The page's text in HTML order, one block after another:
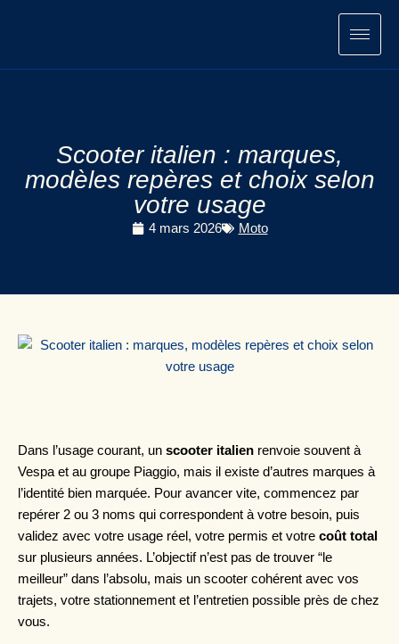
Scooter italien : marques,
modèles repères et choix selon
votre usage
4 mars 2026 Moto
Dans l’usage courant, un scooter italien renvoie souvent à
Vespa et au groupe Piaggio, mais il existe d’autres marques à
l’identité bien marquée. Pour avancer vite, commencez par
repérer 2 ou 3 noms qui correspondent à votre besoin, puis
validez avec votre usage réel, votre permis et votre coût total
sur plusieurs années. L’objectif n’est pas de trouver “le
meilleur” dans l’absolu, mais un scooter cohérent avec vos
trajets, votre stationnement et l’entretien possible près de chez
vous.